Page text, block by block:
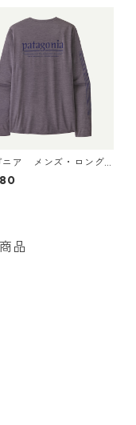
ニア メンズ・ロング
・キャプリーン・ク
デイリー・シャツ（ハ
品